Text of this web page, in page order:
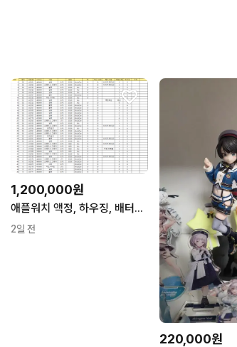
1,200,000원
애플워치 액정, 하우징, 배터리 추출용, 클라우드 락, 부품용
2일 전
220,000원